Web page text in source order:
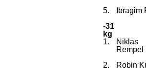
5.
Ibragim
-31
kg
1.
Niklas
Rempel
2.
Robin